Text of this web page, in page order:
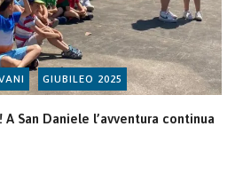
GIUBILEO 2025
San Daniele l’avventura continua